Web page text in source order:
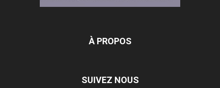
À PROPOS
SUIVEZ NOUS